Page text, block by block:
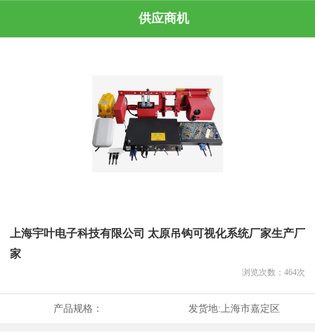
供应商机
上海宇叶电子科技有限公司 太原吊钩可视化系统厂家生产厂
家
浏览次数： 464次
产品规格： 发货地:上海市嘉定区